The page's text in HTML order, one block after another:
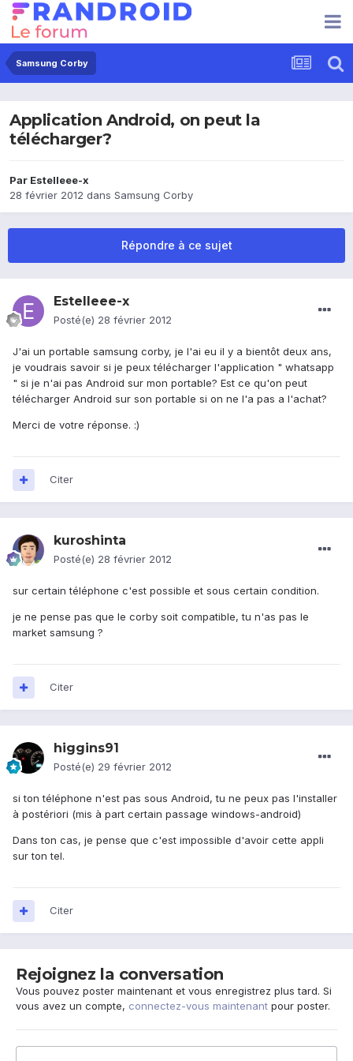
Samsung Corby
Application Android, on peut la
télécharger?
Par Estelleee-x
28 février 2012 dans Samsung Corby
Répondre à ce sujet
Estelleee-x
Posté(e) 28 février 2012
J'ai un portable samsung corby, je l'ai eu il y a bientôt deux ans,
je voudrais savoir si je peux télécharger l'application " whatsapp
" si je n'ai pas Android sur mon portable? Est ce qu'on peut
télécharger Android sur son portable si on ne l'a pas a l'achat?
Merci de votre réponse. :)
Citer
kuroshinta
Posté(e) 28 février 2012
sur certain téléphone c'est possible et sous certain condition.
je ne pense pas que le corby soit compatible, tu n'as pas le
market samsung ?
Citer
higgins91
Posté(e) 29 février 2012
si ton téléphone n'est pas sous Android, tu ne peux pas l'installer
à postériori (mis à part certain passage windows-android)
Dans ton cas, je pense que c'est impossible d'avoir cette appli
sur ton tel.
Citer
Rejoignez la conversation
Vous pouvez poster maintenant et vous enregistrez plus tard. Si
vous avez un compte, connectez-vous maintenant pour poster.